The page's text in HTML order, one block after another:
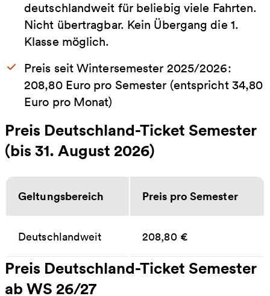
deutschlandweit für beliebig viele Fahrten.
Nicht übertragbar. Kein Übergang die 1.
Klasse möglich.
Preis seit Wintersemester 2025/2026:
208,80 Euro pro Semester (entspricht 34,80
Euro pro Monat)
Preis Deutschland-Ticket Semester
(bis 31. August 2026)
Geltungsbereich Preis pro Semester
Deutschlandweit 208,80 €
Preis Deutschland-Ticket Semester
ab WS 26/27